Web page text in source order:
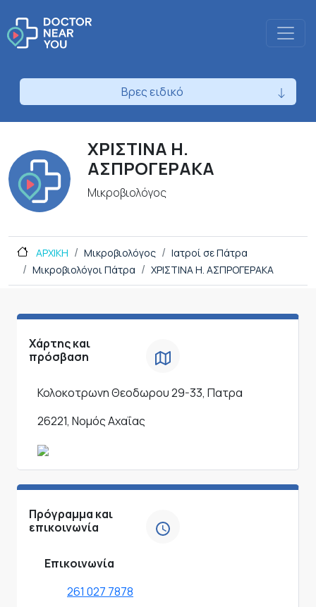
Βρες ειδικό
ΧΡΙΣΤΙΝΑ Η.
ΑΣΠΡΟΓΕΡΑΚΑ
Μικροβιολόγος
ΑΡΧΙΚΗ Μικροβιολόγος
Ιατροί σε Πάτρα
Μικροβιολόγοι Πάτρα
ΧΡΙΣΤΙΝΑ Η. ΑΣΠΡΟΓΕΡΑΚΑ
Χάρτης και
πρόσβαση
Κολοκοτρωνη Θεοδωρου 29-33, Πατρα
26221, Νομός Αχαΐας
Πρόγραμμα και
επικοινωνία
Επικοινωνία
261 027 7878